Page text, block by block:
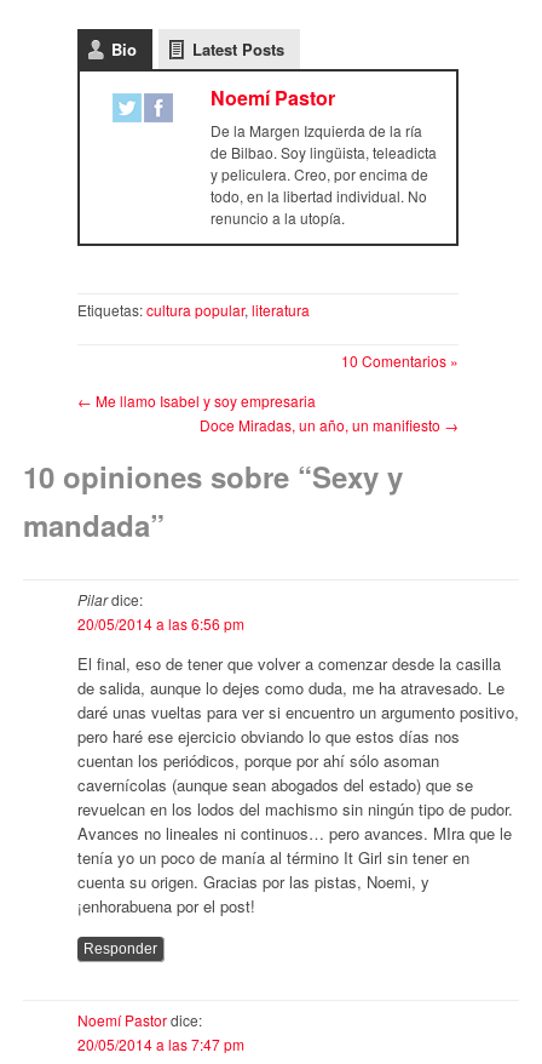
Bio Latest Posts
Noemí Pastor
De la Margen Izquierda de la ría
de Bilbao. Soy lingüista, teleadicta
y peliculera. Creo, por encima de
todo, en la libertad individual. No
renuncio a la utopía.
Etiquetas:cultura popular, literatura
10 Comentarios »
← Me llamo Isabel y soy empresaria
Doce Miradas, un año, un manifiesto →
10 opiniones sobre “Sexy y
mandada”
Pilardice:
20/05/2014 a las 6:56 pm
El final, eso de tener que volver a comenzar desde la casilla
de salida, aunque lo dejes como duda, me ha atravesado. Le
daré unas vueltas para ver si encuentro un argumento positivo,
pero haré ese ejercicio obviando lo que estos días nos
cuentan los periódicos, porque por ahí sólo asoman
cavernícolas (aunque sean abogados del estado) que se
revuelcan en los lodos del machismo sin ningún tipo de pudor.
Avances no lineales ni continuos… pero avances. MIra que le
tenía yo un poco de manía al término It Girl sin tener en
cuenta su origen. Gracias por las pistas, Noemi, y
¡enhorabuena por el post!
Responder
Noemí Pastordice:
20/05/2014 a las 7:47 pm